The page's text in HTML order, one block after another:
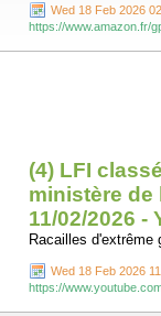
Wed 18 Feb 2026
https://www.amazon.fr/
(4) LFI
ministère de
11/02/2026 -
Racailles d'extrême
Wed 18 Feb 2026
https://